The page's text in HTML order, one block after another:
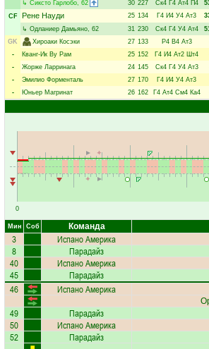
↳ Сиксто Гарлобо, 62 30 227 Ск4 Г4 Ат4 П4
CF
Рене Науди 25 134 Г4 И4 У4 Ат3
↳ Одланиер Дамьяно, 62 31 230 Ск4 Г4 У4 Ат4
GK
Хироаки Косэки 27 133 Р4 В4 Ат3
-
Кванг-Ик Ву Рам 25 152 Г4 И4 Ат2 Шт4
-
Жорже Ларринага 24 145 Ск4 Г4 У4 Ат3
-
Эмилио Форменталь 27 170 Г4 И4 У4 Ат3
-
Юньер Магринат 26 162 Г4 Ат4 См4 Ка4
0
Мин Соб Команда
3 Испано Америка
8 Парадайз
40 Испано Америка
45 Парадайз
46 Испано Америка
49 Парадайз
50 Испано Америка
52 Парадайз